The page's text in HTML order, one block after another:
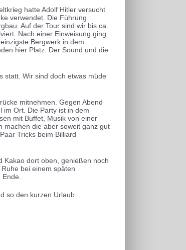
hatte Adolf Hitler versucht
verwendet. Die Führung
Auf der Tour sind wir bis ca.
Nach einer Einweisung ging
Bergwerk in dem
hier Platz. Der Sound und die
statt. Wir sind doch etwas müde
mitnehmen. Gegen Abend
im Ort. Die Party ist in dem
mit Buffet, Musik von einer
machen die aber soweit ganz gut
Tricks beim Billiard
Kakao dort oben, genießen noch
bei einem späten
so den kurzen Urlaub